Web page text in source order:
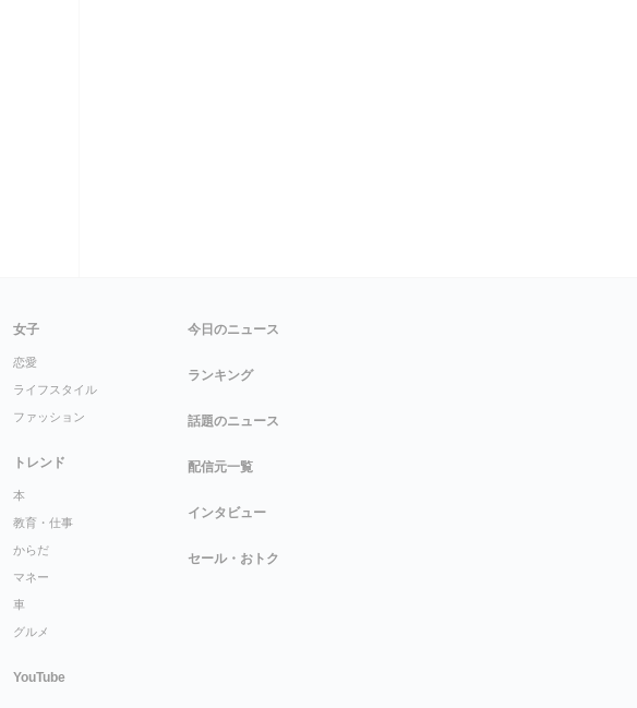
女子
恋愛
ライフスタイル
ファッション
トレンド
本
教育・仕事
からだ
マネー
車
グルメ
YouTube
今日のニュース
ランキング
話題のニュース
配信元一覧
インタビュー
セール・おトク